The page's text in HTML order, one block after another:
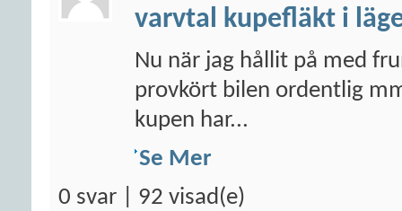
varvtal kupefläkt i
Nu när jag hållit på med
provkört bilen ordentlig
kupen har...
Se Mer
0 svar | 92 visad(e)